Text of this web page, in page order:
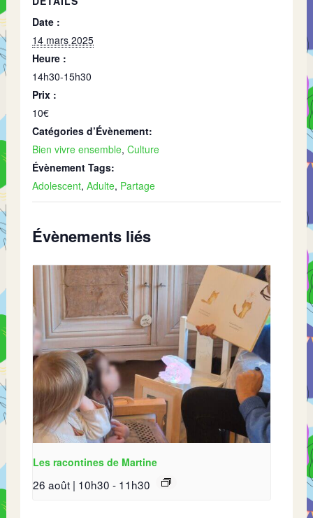
Date :
14 mars 2025
Heure :
14h30-15h30
Prix :
10€
Catégories d’Évènement:
Bien vivre ensemble,Culture
Évènement Tags:
Adolescent,Adulte, Partage
Évènements liés
Les racontines de Martine
26 août | 10h30 - 11h30